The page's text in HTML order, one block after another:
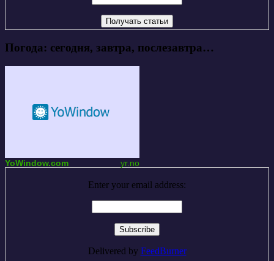
Погода: сегодня, завтра, послезавтра…
YoWindow.com yr.no
Enter your email address:
Delivered by FeedBurner